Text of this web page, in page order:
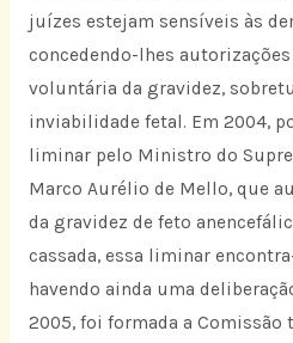
juízes estejam sensíveis às
concedendo-lhes
voluntária da gravidez,
inviabilidade fetal. Em 2004,
liminar pelo Ministro do
Marco Aurélio de Mello, que
da gravidez de feto
cassada, essa liminar
havendo ainda uma
2005, foi formada a